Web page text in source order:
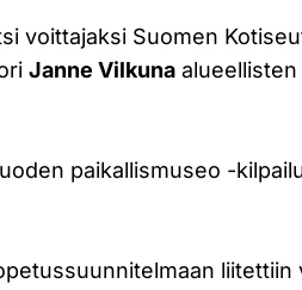
voittajaksi Suomen
Janne Vilkuna
paikallismuseo -
liitettiin